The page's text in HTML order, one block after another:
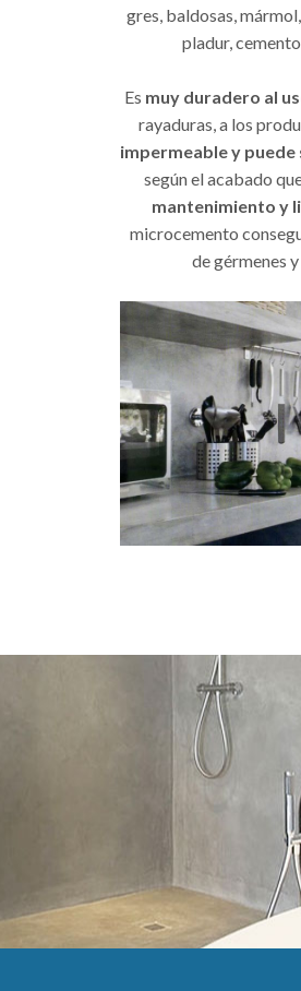
gres, baldosas,
pladur,
Es muy duradero al
rayaduras, a los
impermeable y
según el acabado
mantenimiento y
microcemento
de gérmenes